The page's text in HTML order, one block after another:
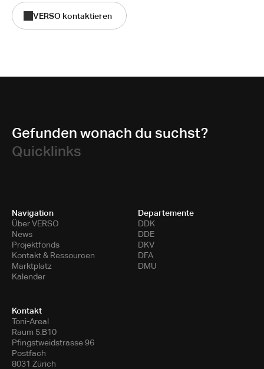
VERSO kontaktieren
Gefunden wonach du suchst?
Quicklinks
Navigation
Über VERSO
News
Projektfonds
Kontakt & Ressourcen
Marktplatz
Kalender
Departemente
DDK
DDE
DKV
DFA
DMU
Kontakt
Toni-Areal
Raum 5.B10
Pfingstweidstrasse 96
Postfach
8031 Zürich